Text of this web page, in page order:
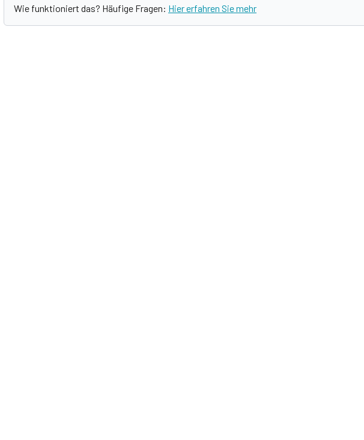
Wie funktioniert das? Häufige Fragen: Hier erfahren Sie mehr